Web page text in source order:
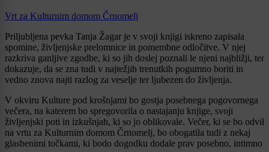
Vrt za Kulturnim domom Črnomelj
Priljubljena pevka Tanja Žagar je v svoji knjigi iskreno zapisala
spomine, življenjske prelomnice in pomembne odločitve. V njej
razkriva ganljive zgodbe, ki so jih doslej poznali le njeni najbližji, ter
dokazuje, da se zna tudi v najtežjih trenutkih pogumno boriti in
vedno znova najti razlog za veselje ter ljubezen do življenja.
V okviru Kulture pod krošnjami bo gostja posebnega pogovornega
večera, na katerem bo spregovorila o nastajanju knjige, svoji
življenjski poti in izkušnjah, ki so jo oblikovale. Večer, ki se bo odvil
na vrtu za Kulturnim domom Črnomelj, bo obogatila tudi z nekaj
glasbenimi točkami, ki bodo dogodku dodale prav posebno, intimno